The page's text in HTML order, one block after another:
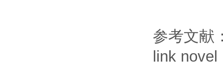
参考文献
link